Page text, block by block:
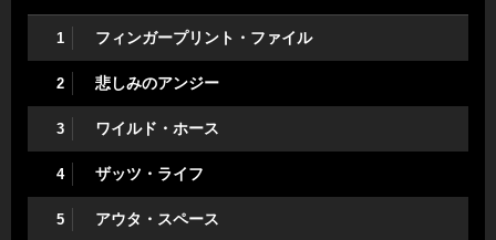
1 フィンガープリント・ファイル
2 悲しみのアンジー
3 ワイルド・ホース
4 ザッツ・ライフ
5 アウタ・スペース